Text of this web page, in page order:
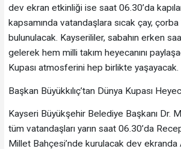
dev ekran etkinliği ise saat 06.30’da
kapsamında vatandaşlara sıcak çay,
bulunulacak. Kayserililer, sabahın erken
gelerek hem milli takım heyecanını
Kupası atmosferini hep birlikte yaşayacak.
Başkan Büyükkılıç’tan Dünya Kupası
Kayseri Büyükşehir Belediye Başkanı Dr.
tüm vatandaşları yarın saat 06.30’da
Millet Bahçesi’nde kurulacak dev ekranda